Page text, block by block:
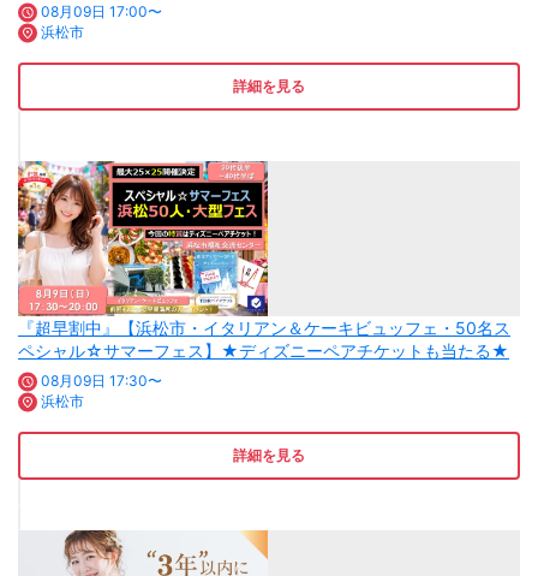
08月09日 17:00〜
浜松市
詳細を見る
『超早割中』【浜松市・イタリアン＆ケーキビュッフェ・50名ス
ペシャル☆サマーフェス】★ディズニーペアチケットも当たる★
08月09日 17:30〜
浜松市
詳細を見る